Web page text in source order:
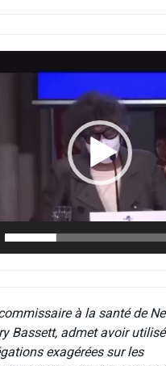
à la santé de
Bassett, admet avoir
exagérées sur les